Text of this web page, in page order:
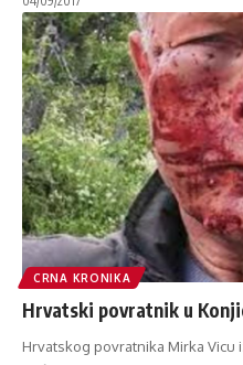
CRNA KRONIKA
Hrvatski povratnik u
Hrvatskog povratnika Mirka Vicu